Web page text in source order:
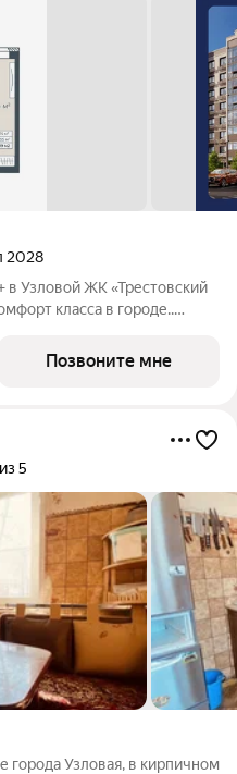
2028
в Узловой ЖК «Трестовский
в современном стиле, с
Позвоните мне
5
города Узловая, в кирпичном